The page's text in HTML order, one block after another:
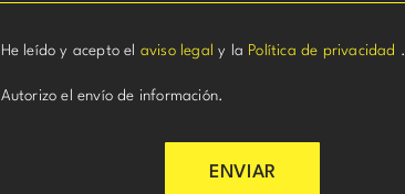
He leído y acepto el aviso legal y la Política de privacidad .
Autorizo el envío de información.
ENVIAR